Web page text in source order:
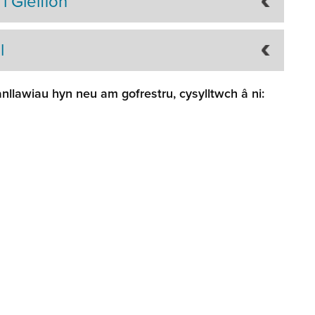
hyn neu am gofrestru, cysylltwch â ni: